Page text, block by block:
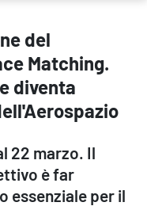
del
Matching.
diventa
22 marzo. Il
è far
essenziale per il